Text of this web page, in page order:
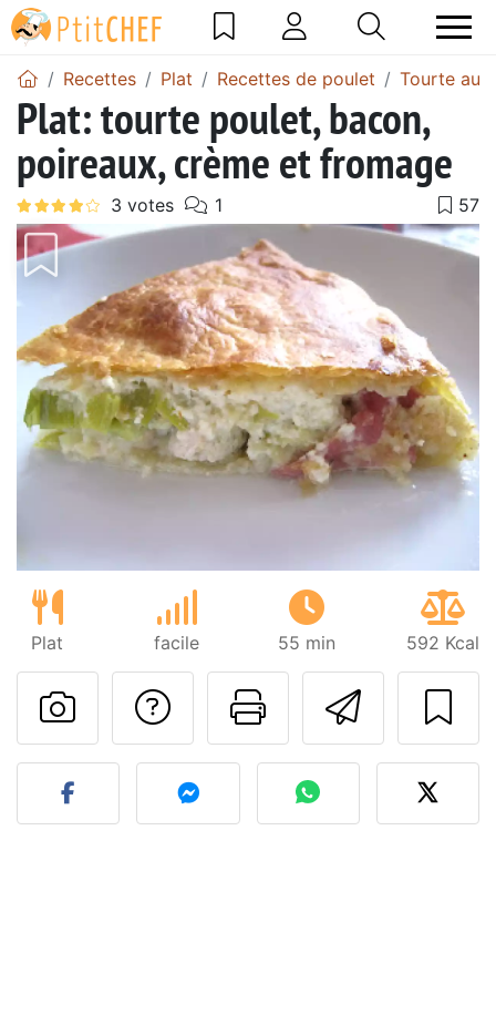
Recettes Plat Recettes de poulet Tourte au
Plat: tourte poulet, bacon,
poireaux, crème et fromage
Plat facile 55 min 592 Kcal
Imprimer
Poser une
Publier votre photo de